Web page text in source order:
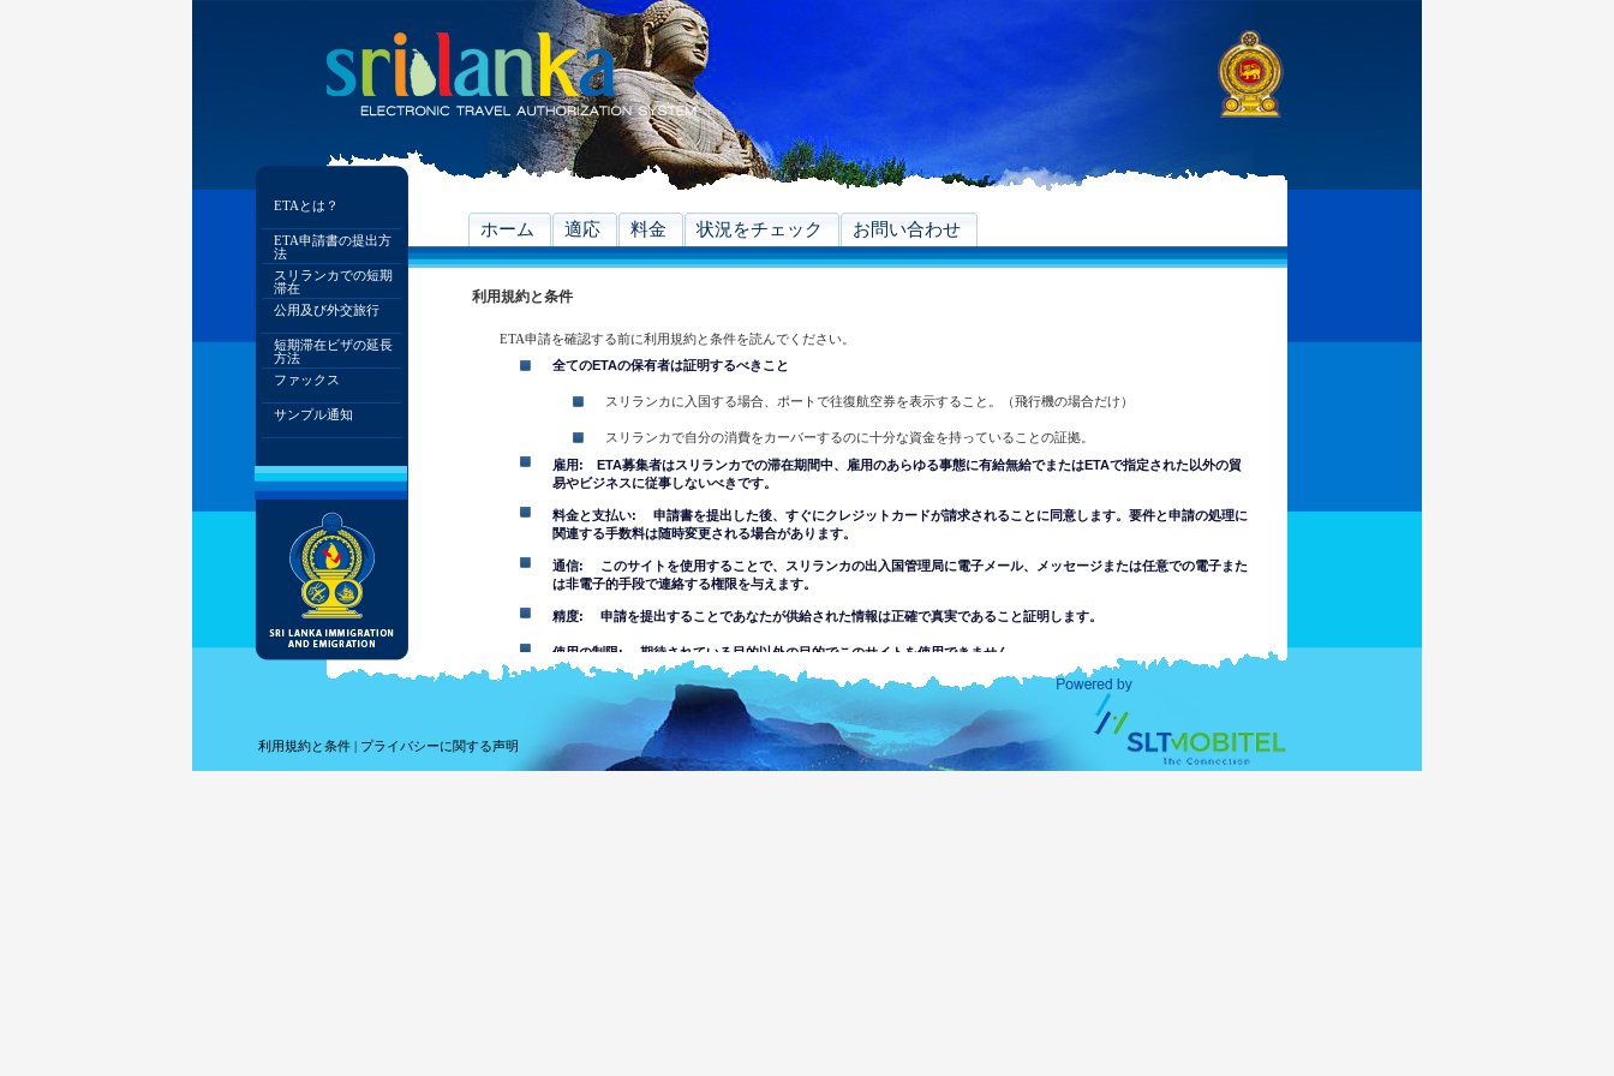
ETAとは？
ETA申請書の提出方
法
スリランカでの短期
滞在
公用及び外交旅行
短期滞在ビザの延長
方法
ファックス
サンプル通知
ホーム 適応 料金 状況をチェック お問い合わせ
利用規約と条件
ETA申請を確認する前に利用規約と条件を読んでください。
全てのETAの保有者は証明するべきこと
スリランカに入国する場合、ポートで往復航空券を表示すること。（飛行機の場合だけ）
スリランカで自分の消費をカーバーするのに十分な資金を持っていることの証拠。
雇用: ETA募集者はスリランカでの滞在期間中、雇用のあらゆる事態に有給無給でまたはETAで指定された以外の貿
易やビジネスに従事しないべきです。
料金と支払い: 申請書を提出した後、すぐにクレジットカードが請求されることに同意します。要件と申請の処理に
関連する手数料は随時変更される場合があります。
通信: このサイトを使用することで、スリランカの出入国管理局に電子メール、メッセージまたは任意での電子また
は非電子的手段で連絡する権限を与えます。
精度: 申請を提出することであなたが供給された情報は正確で真実であること証明します。
使用の制限: 期待されている目的以外の目的でこのサイトを使用できません。
このウェブサイトの使用を受け入れることにより
このウェブサイトにある情報の完全さまたは正確さについてスリランカの出入国管理局は責任を負いません。使用者は
利用規約と条件 | プライバシーに関する声明